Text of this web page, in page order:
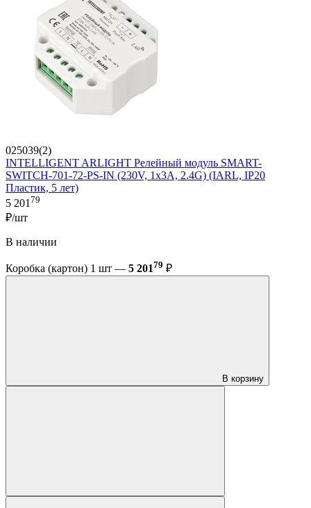
025039(2)
INTELLIGENT ARLIGHT Релейный модуль SMART-
SWITCH-701-72-PS-IN (230V, 1x3A, 2.4G) (IARL, IP20
Пластик, 5 лет)
5 201 79
₽/шт
В наличии
Коробка (картон) 1 шт — 5 20179 ₽
В корзину